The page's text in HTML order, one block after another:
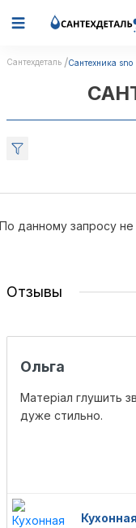
Сантехдеталь Сантехника sno
По данному запросу
Отзывы
Ольга
Матеріал глушить
дуже стильно.